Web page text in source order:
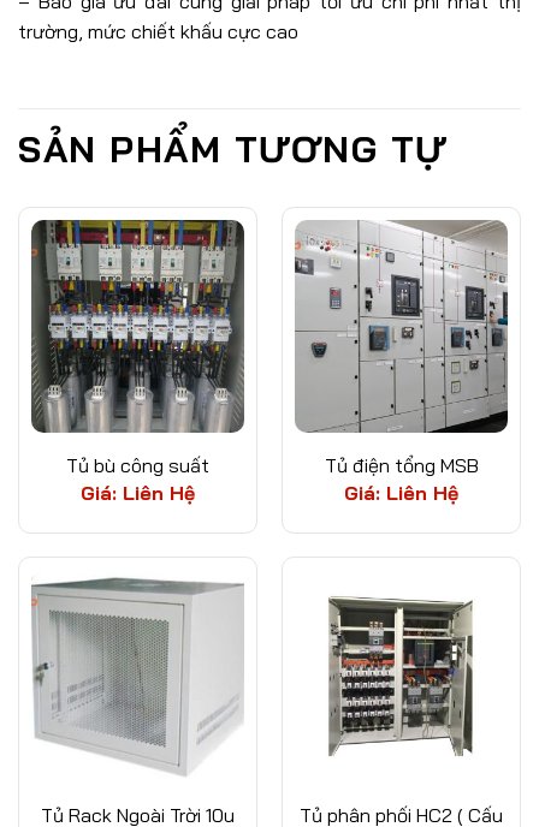
trường, mức chiết khấu cực cao
SẢN PHẨM TƯƠNG TỰ
Tủ bù công suất
Giá: Liên Hệ
Tủ điện tổng MSB
Giá: Liên Hệ
Tủ Rack Ngoài Trời 10u
Tủ phân phối HC2 ( Cấu